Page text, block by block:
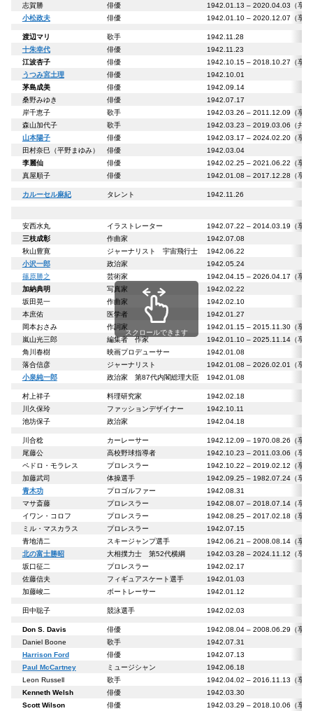
志賀勝
俳優
1942.01.13 – 2020.04.03（享年
小松政夫
俳優 1942.01.10 – 2020.12.07（享年
渡辺マリ 歌手
1942.11.28
十朱幸代
俳優
1942.11.23
江波杏子
俳優
1942.10.15 – 2018.10.27（享年
うつみ宮土理
俳優
1942.10.01
茅島成美
俳優
1942.09.14
桑野みゆき
俳優
1942.07.17
岸千恵子
歌手
1942.03.26 – 2011.12.09（享年
森山加代子
歌手
1942.03.23 – 2019.03.06（共通
山本陽子
俳優
1942.03.17 – 2024.02.20（享年
田村奈巳（平野まゆみ）
俳優
1942.03.04
李麗仙
俳優
1942.02.25 – 2021.06.22（享年
真屋順子
俳優 1942.01.08 – 2017.12.28（享年
カルーセル麻紀 タレント 1942.11.26
安西水丸 イラストレーター
1942.07.22 – 2014.03.19（享年
三枝成彰
作曲家
1942.07.08
秋山豊寛
ジャーナリスト 宇宙飛行士
1942.06.22
小沢一郎
政治家
1942.05.24
篠原勝之
芸術家
1942.04.15 – 2026.04.17（享年
加納典明
写真家
1942.02.22
坂田晃一
作曲家
1942.02.10
本庶佑
医学者
1942.01.27
岡本おさみ
作詞家
1942.01.15 – 2015.11.30（享年
嵐山光三郎
編集者 作家
1942.01.10 – 2025.11.14（享年
角川春樹
映画プロデューサー
1942.01.08
落合信彦
ジャーナリスト
1942.01.08 – 2026.02.01（享年
小泉純一郎
政治家 第87代内閣総理大臣 1942.01.08
村上祥子 料理研究家
1942.02.18
川久保玲
ファッションデザイナー
1942.10.11
池坊保子
政治家 1942.04.18
川合稔 カーレーサー
1942.12.09 – 1970.08.26（享年
尾藤公
高校野球指導者
1942.10.23 – 2011.03.06（享年
ペドロ・モラレス
プロレスラー
1942.10.22 – 2019.02.12（享年
加藤武司
体操選手
1942.09.25 – 1982.07.24（享年
青木功
プロゴルファー
1942.08.31
マサ斎藤
プロレスラー
1942.08.07 – 2018.07.14（享年
イワン・コロフ
プロレスラー
1942.08.25 – 2017.02.18（享年
ミル・マスカラス
プロレスラー
1942.07.15
青地清二
スキージャンプ選手
1942.06.21 – 2008.08.14（享年
北の富士勝昭
大相撲力士 第52代横綱
1942.03.28 – 2024.11.12（享
坂口征二
プロレスラー
1942.02.17
佐藤信夫
フィギュアスケート選手
1942.01.03
加藤峻二
ボートレーサー 1942.01.12
田中聡子 競泳選手 1942.02.03
Don S. Davis 俳優
1942.08.04 – 2008.06.29（享年
Daniel Boone
歌手
1942.07.31
Harrison Ford
俳優
1942.07.13
Paul McCartney
ミュージシャン
1942.06.18
Leon Russell
歌手
1942.04.02 – 2016.11.13（享年
Kenneth Welsh
俳優
1942.03.30
Scott Wilson
俳優 1942.03.29 – 2018.10.06（享年
スクロールできます